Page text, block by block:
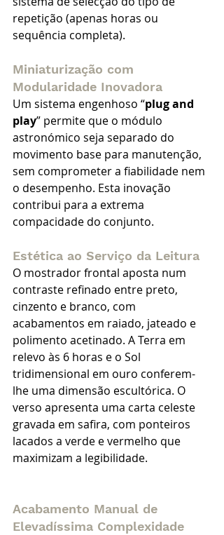
repetição (apenas horas ou
sequência completa).
Miniaturização com
Modularidade Inovadora
Um sistema engenhoso “plug and
play” permite que o módulo
astronómico seja separado do
movimento base para manutenção,
sem comprometer a fiabilidade nem
o desempenho. Esta inovação
contribui para a extrema
compacidade do conjunto.
Estética ao Serviço da Leitura
O mostrador frontal aposta num
contraste refinado entre preto,
cinzento e branco, com
acabamentos em raiado, jateado e
polimento acetinado. A Terra em
relevo às 6 horas e o Sol
tridimensional em ouro conferem-
lhe uma dimensão escultórica. O
verso apresenta uma carta celeste
gravada em safira, com ponteiros
lacados a verde e vermelho que
maximizam a legibilidade.
Acabamento Manual de
Elevadíssima Complexidade